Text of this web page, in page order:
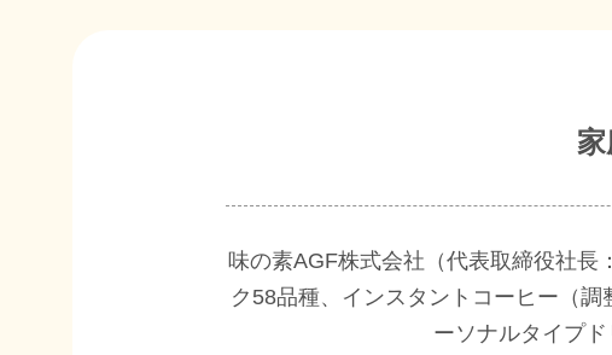
味の素AGF株式会社（代表取締役社
ク58品種、インスタントコーヒー（
ーソナルタイプ